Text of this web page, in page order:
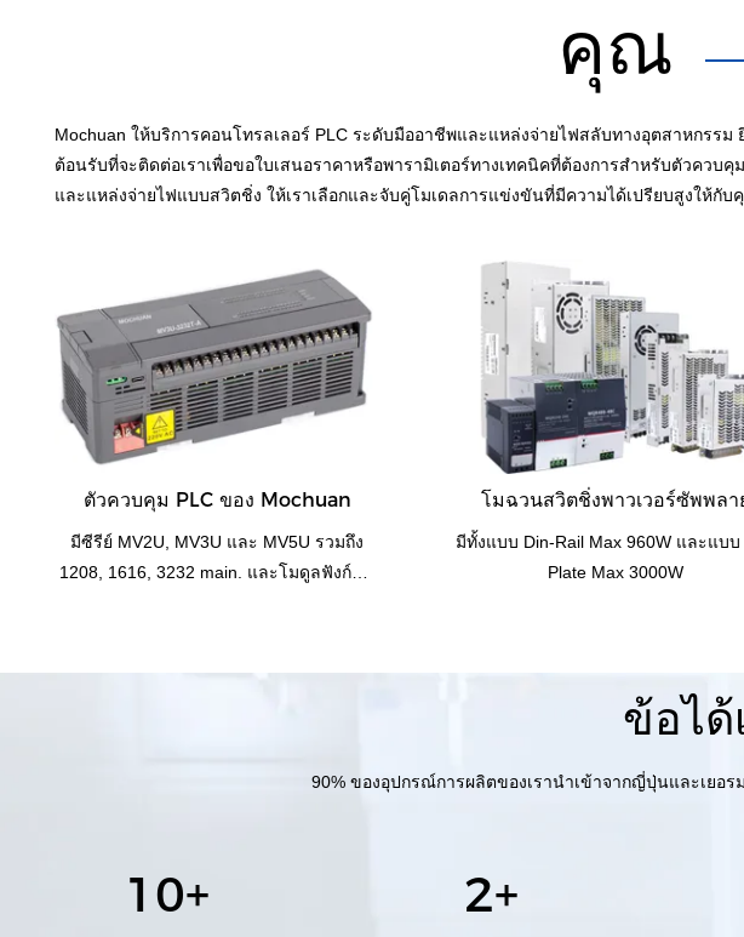
คุณ
Mochuan ให้บริการคอนโทรลเลอร์ PLC ระดับมืออาชีพและแหล่งจ่ายไฟสลับทางอุตสาหกรรม
ต้อนรับที่จะติดต่อเราเพื่อขอใบเสนอราคาหรือพารามิเตอร์ทางเทคนิคที่ต้องการสำหรับตัวควบคุ
และแหล่งจ่ายไฟแบบสวิตชิ่ง ให้เราเลือกและจับคู่โมเดลการแข่งขันที่มีความได้เปรียบสูงให้กับ
ตัวควบคุม PLC ของ Mochuan
มีซีรีย์ MV2U, MV3U และ MV5U รวมถึง
1208, 1616, 3232 main. และโมดูลฟังก์ชัน
โมฉวนสวิตชิ่งพาวเวอร์ซัพพลา
มีทั้งแบบ Din-Rail Max 960W และแบบ
Plate Max 3000W
ข้อได้
90% ของอุปกรณ์การผลิตของเรานำเข้าจากญี่ปุ่นและเย
10+ 2+